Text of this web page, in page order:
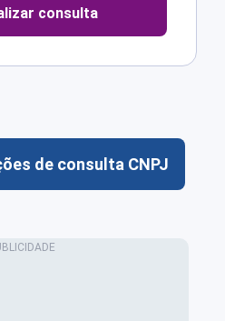
consulta
de consulta CNPJ